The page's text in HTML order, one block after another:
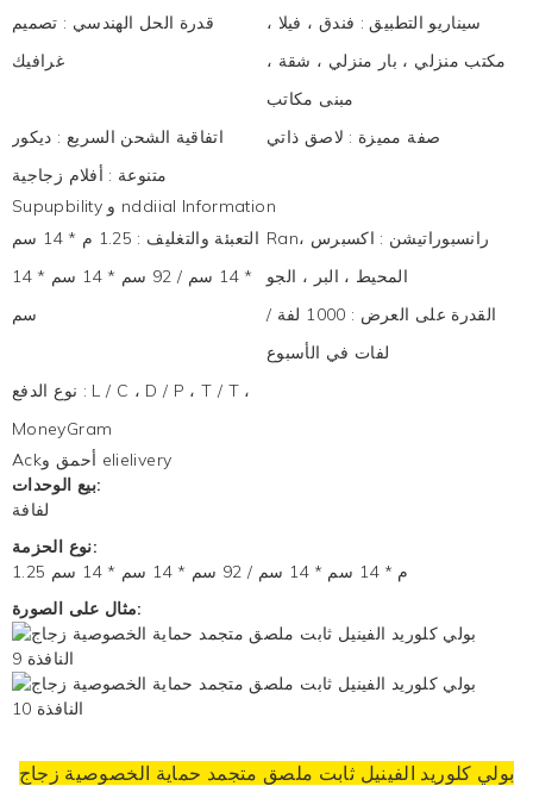
قدرة الحل الهندسي : تصميم
غرافيك
سيناريو التطبيق : فندق ، فيلا ،
مكتب منزلي ، بار منزلي ، شقة ،
مبنى مكاتب
اتفاقية الشحن السريع : ديكور صفة مميزة : لاصق ذاتي
متنوعة : أفلام زجاجية
Supupbility و nddiial Information
التعبئة والتغليف :
1.25 م * 14 سم
* 14 سم / 92 سم * 14 سم * 14
سم
Ranرانسبوراتيشن : اكسبرس ،
المحيط ، البر ، الجو
القدرة على العرض :
1000 لفة /
لفات في الأسبوع
: L / C ، D / P ، T / T ،
MoneyGram
Ackأحمق و elielivery
بيع الوحدات:
لفافة
نوع الحزمة:
1.25 م * 14 سم * 14 سم / 92 سم * 14 سم * 14 سم
مثال على الصورة:
بولي كلوريد الفينيل ثابت ملصق متجمد حماية الخصوصية زجاج